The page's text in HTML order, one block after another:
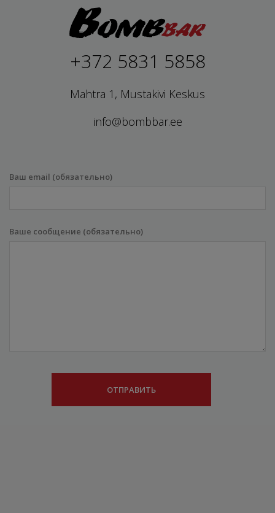
+372 5831 5858
Mahtra 1, Mustakivi Keskus
info@bombbar.ee
Ваш email (обязательно)
Ваше сообщение (обязательно)